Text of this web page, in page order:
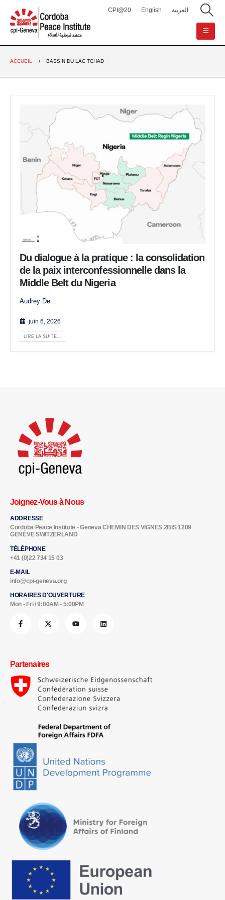
CPI@20 English العربية
ACCUEIL BASSIN DU LAC TCHAD
Du dialogue à la pratique : la consolidation
de la paix interconfessionnelle dans la
Middle Belt du Nigeria
Audrey De...
juin 6, 2026
LIRE LA SUITE...
Joignez-Vous à Nous
ADDRESSE
Cordoba Peace Institute - Geneva CHEMIN DES VIGNES 2BIS 1209
GENÈVE SWITZERLAND
TÉLÉPHONE
+41 (0)22 734 15 03
E-MAIL
info@cpi-geneva.org
HORAIRES D'OUVERTURE
Mon - Fri / 9:00AM - 5:00PM
Partenaires